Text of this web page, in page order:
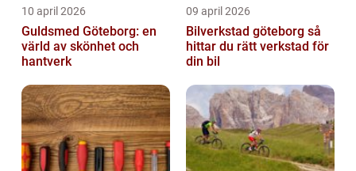
10 april 2026
Guldsmed Göteborg: en
värld av skönhet och
hantverk
09 april 2026
Bilverkstad göteborg så
hittar du rätt verkstad för
din bil